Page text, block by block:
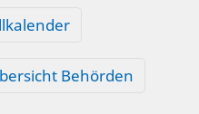
Behörden